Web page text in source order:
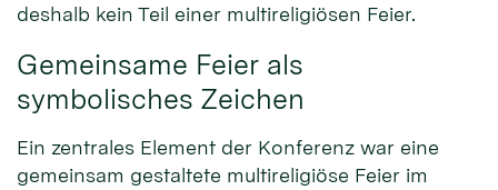
deshalb kein Teil einer multireligiösen Feier.
Gemeinsame Feier als
symbolisches Zeichen
Ein zentrales Element der Konferenz war eine
gemeinsam gestaltete multireligiöse Feier im